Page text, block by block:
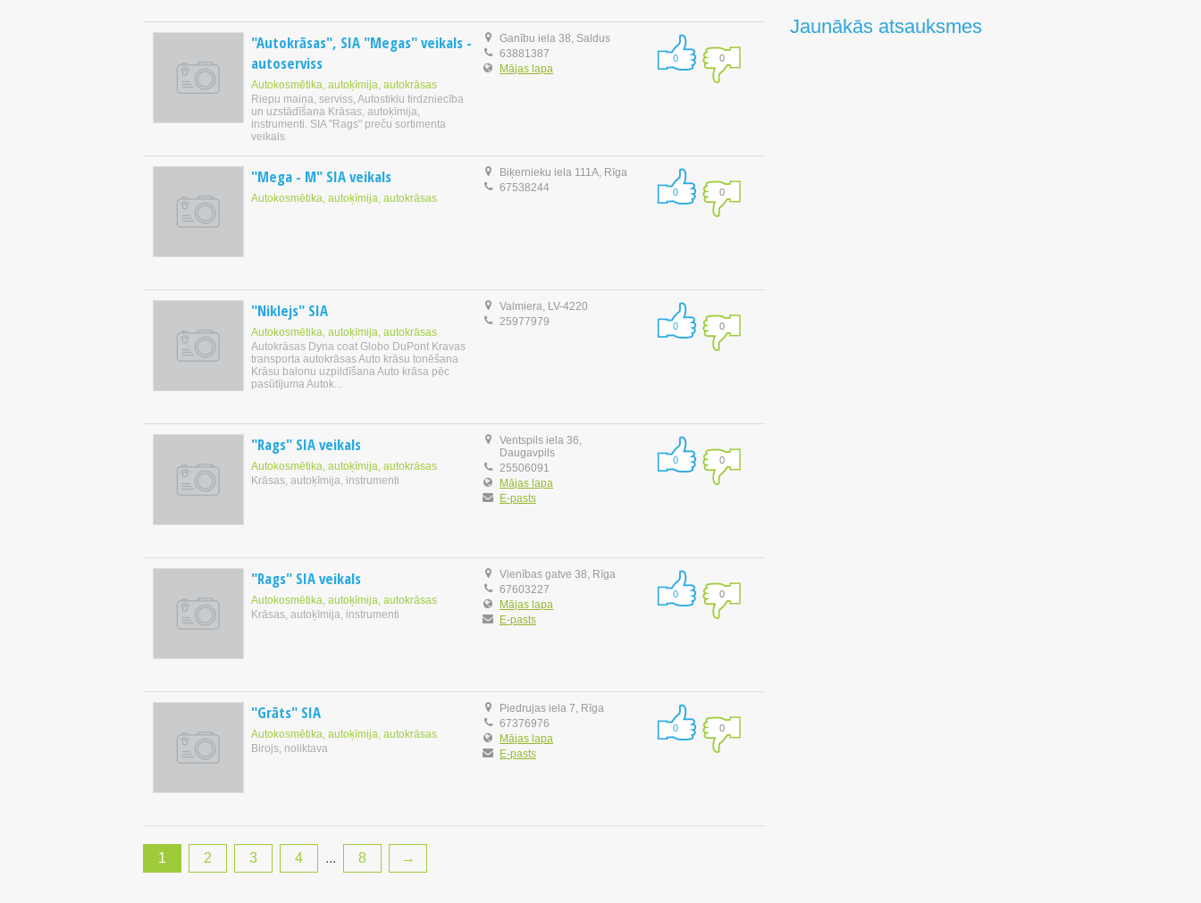
"Autokrāsas", SIA "Megas" veikals -
autoserviss
Autokosmētika, autoķīmija, autokrāsas
Riepu maiņa, serviss, Autostiklu tirdzniecība
un uzstādīšana Krāsas, autoķīmija,
instrumenti. SIA "Rags" preču sortimenta
veikals
Ganību iela 38, Saldus
63881387
Mājas lapa
0 0
"Mega - M" SIA veikals
Autokosmētika, autoķīmija, autokrāsas
Biķernieku iela 111A, Rīga
67538244
0 0
"Niklejs" SIA
Autokosmētika, autoķīmija, autokrāsas
Autokrāsas Dyna coat Globo DuPont Kravas
transporta autokrāsas Auto krāsu tonēšana
Krāsu balonu uzpildīšana Auto krāsa pēc
pasūtījuma Autok...
Valmiera, LV-4220
25977979
0 0
"Rags" SIA veikals
Autokosmētika, autoķīmija, autokrāsas
Krāsas, autoķīmija, instrumenti
Ventspils iela 36,
Daugavpils
25506091
Mājas lapa
E-pasts
0 0
"Rags" SIA veikals
Autokosmētika, autoķīmija, autokrāsas
Krāsas, autoķīmija, instrumenti
Vienības gatve 38, Rīga
67603227
Mājas lapa
E-pasts
0 0
"Grāts" SIA
Autokosmētika, autoķīmija, autokrāsas
Birojs, noliktava
Piedrujas iela 7, Rīga
67376976
Mājas lapa
E-pasts
0 0
1 2 3 4 ... 8 →
Jaunākās atsauksmes